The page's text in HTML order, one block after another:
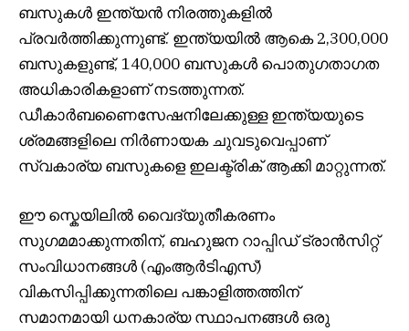
ബസുകൾ ഇന്ത്യൻ നിരത്തുകളിൽ
പ്രവർത്തിക്കുന്നുണ്ട്. ഇന്ത്യയിൽ ആകെ 2,300,000
ബസുകളുണ്ട്, 140,000 ബസുകൾ പൊതുഗതാഗത
അധികാരികളാണ് നടത്തുന്നത്.
ഡീകാർബണൈസേഷനിലേക്കുള്ള ഇന്ത്യയുടെ
ശ്രമങ്ങളിലെ നിർണായക ചുവടുവെപ്പാണ്
സ്വകാര്യ ബസുകളെ ഇലക്ട്രിക് ആക്കി മാറ്റുന്നത്.
ഈ സ്കെയിലിൽ വൈദ്യുതീകരണം
സുഗമമാക്കുന്നതിന്, ബഹുജന റാപ്പിഡ് ട്രാൻസിറ്റ്
സംവിധാനങ്ങൾ (എംആർടിഎസ്)
വികസിപ്പിക്കുന്നതിലെ പങ്കാളിത്തത്തിന്
സമാനമായി ധനകാര്യ സ്ഥാപനങ്ങൾ ഒരു